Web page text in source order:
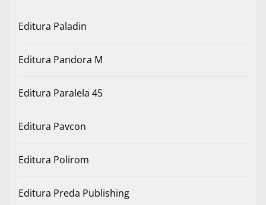
Editura Paladin
Editura Pandora M
Editura Paralela 45
Editura Pavcon
Editura Polirom
Editura Preda Publishing